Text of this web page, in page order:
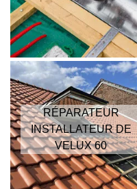
RÉPARATEUR
INSTALLATEUR DE
VELUX 60